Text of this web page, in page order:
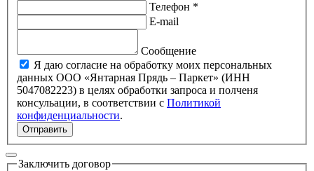
Телефон *
E-mail
Сообщение
Я даю согласие на обработку моих персональных
данных ООО «Янтарная Прядь – Паркет» (ИНН
5047082223) в целях обработки запроса и полченя
консульации, в соответствии с Политикой
конфиденциальности.
Отправить
Заключить договор